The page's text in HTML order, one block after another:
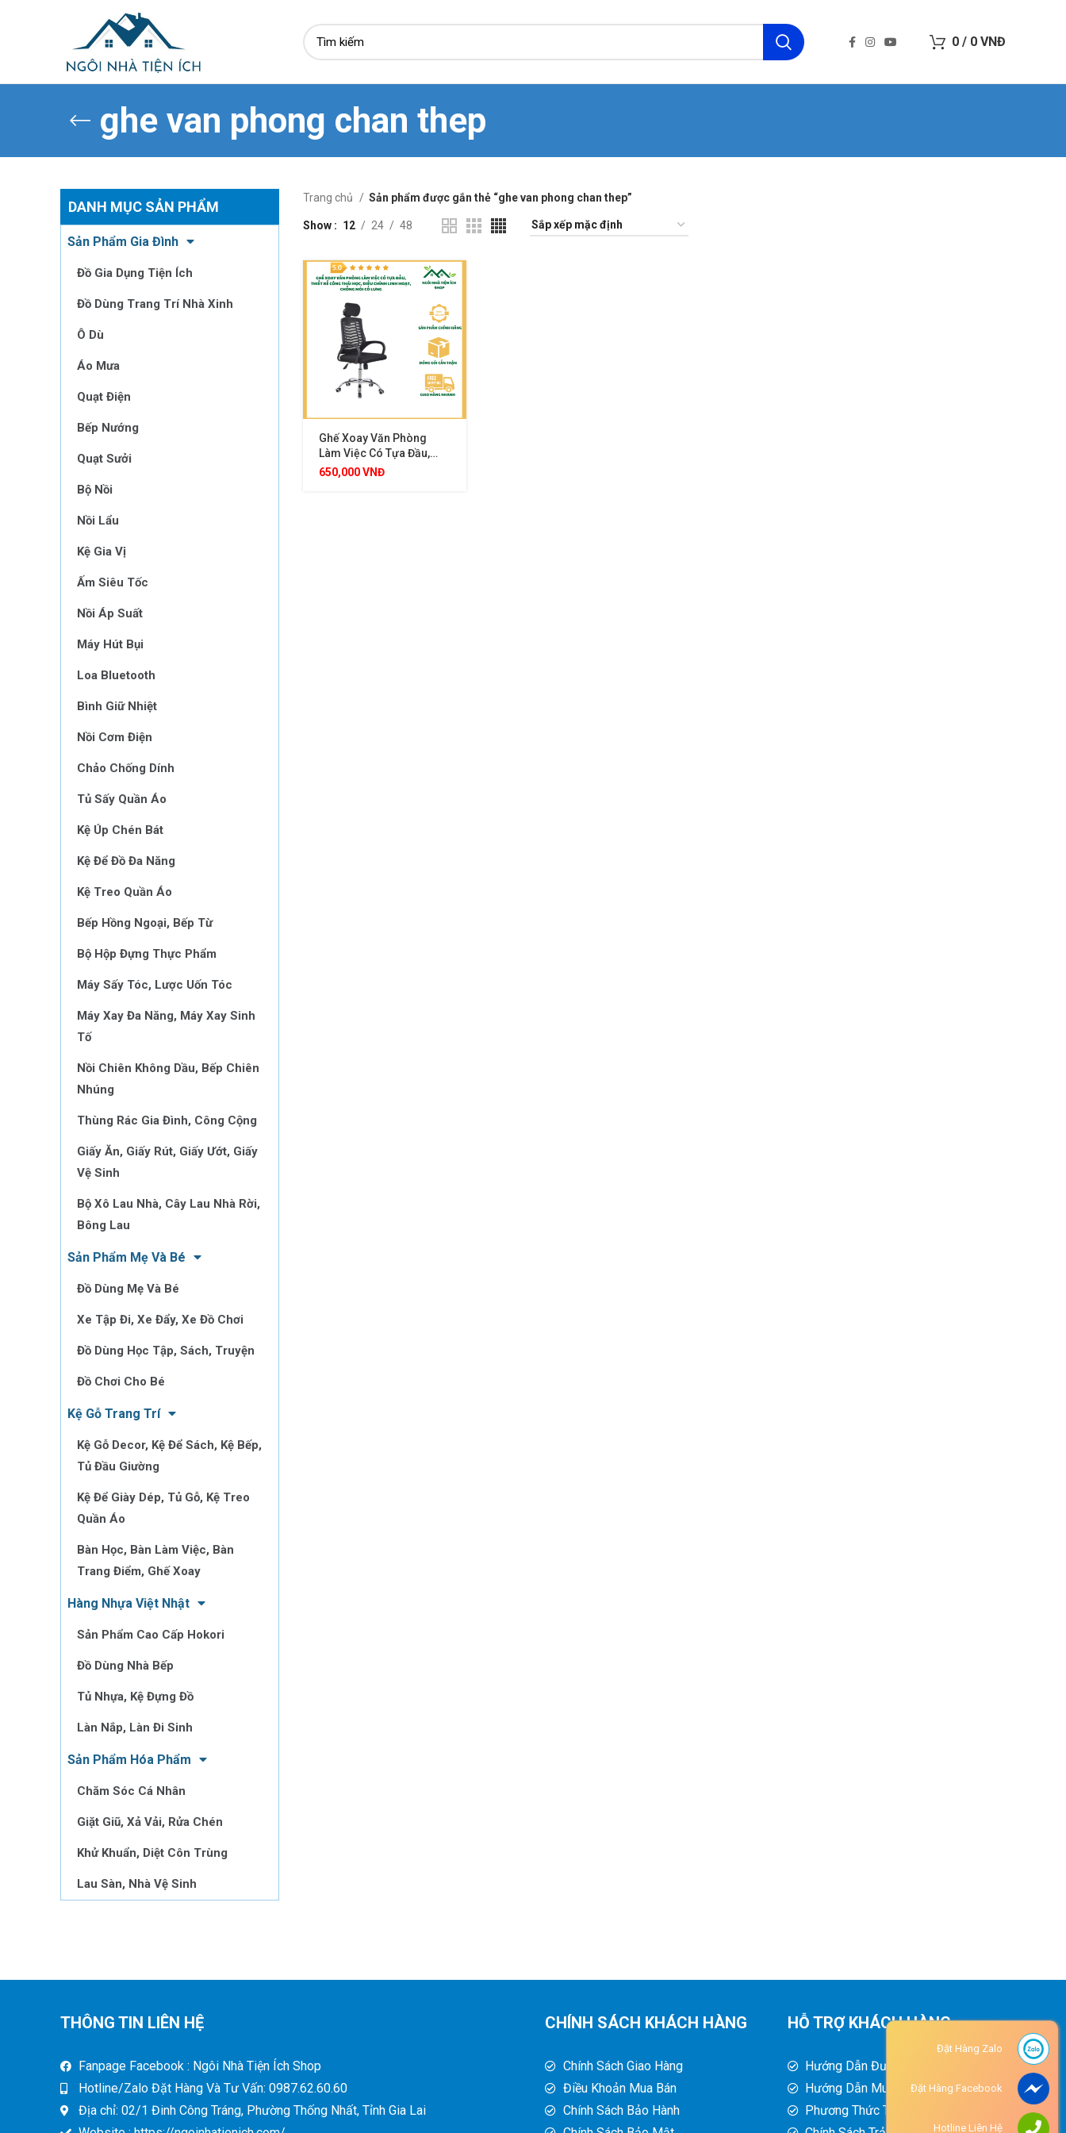
0 / 0 VNĐ
ghe van phong chan thep
DANH MỤC SẢN PHẨM
Sản Phẩm Gia Đình
Đồ Gia Dụng Tiện Ích
Đồ Dùng Trang Trí Nhà Xinh
Ô Dù
Áo Mưa
Quạt Điện
Bếp Nướng
Quạt Sưởi
Bộ Nồi
Nồi Lẩu
Kệ Gia Vị
Ấm Siêu Tốc
Nồi Áp Suất
Máy Hút Bụi
Loa Bluetooth
Bình Giữ Nhiệt
Nồi Cơm Điện
Chảo Chống Dính
Tủ Sấy Quần Áo
Kệ Úp Chén Bát
Kệ Để Đồ Đa Năng
Kệ Treo Quần Áo
Bếp Hồng Ngoại, Bếp Từ
Bộ Hộp Đựng Thực Phẩm
Máy Sấy Tóc, Lược Uốn Tóc
Máy Xay Đa Năng, Máy Xay Sinh
Tố
Nồi Chiên Không Dầu, Bếp Chiên
Nhúng
Thùng Rác Gia Đình, Công Cộng
Giấy Ăn, Giấy Rút, Giấy Ướt, Giấy
Vệ Sinh
Bộ Xô Lau Nhà, Cây Lau Nhà Rời,
Bông Lau
Sản Phẩm Mẹ Và Bé
Đồ Dùng Mẹ Và Bé
Xe Tập Đi, Xe Đẩy, Xe Đồ Chơi
Đồ Dùng Học Tập, Sách, Truyện
Đồ Chơi Cho Bé
Kệ Gỗ Trang Trí
Kệ Gỗ Decor, Kệ Để Sách, Kệ Bếp,
Tủ Đầu Giường
Kệ Để Giày Dép, Tủ Gỗ, Kệ Treo
Quần Áo
Bàn Học, Bàn Làm Việc, Bàn
Trang Điểm, Ghế Xoay
Hàng Nhựa Việt Nhật
Sản Phẩm Cao Cấp Hokori
Đồ Dùng Nhà Bếp
Tủ Nhựa, Kệ Đựng Đồ
Làn Nắp, Làn Đi Sinh
Sản Phẩm Hóa Phẩm
Chăm Sóc Cá Nhân
Giặt Giũ, Xả Vải, Rửa Chén
Khử Khuẩn, Diệt Côn Trùng
Lau Sàn, Nhà Vệ Sinh
Trang chủ Sản phẩm được gắn thẻ “ghe van phong chan thep”
Show 12 24 48
Ghế Xoay Văn Phòng
Làm Việc Có Tựa Đầu,
Thiết Kế Công Thái Học,
650,000VNĐ
THÔNG TIN LIÊN HỆ
Fanpage Facebook : Ngôi Nhà Tiện Ích Shop
Hotline/Zalo Đặt Hàng Và Tư Vấn: 0987.62.60.60
Địa chỉ: 02/1 Đinh Công Tráng, Phường Thống Nhất, Tỉnh Gia Lai
CHÍNH SÁCH KHÁCH HÀNG
Chính Sách Giao Hàng
Điều Khoản Mua Bán
Chính Sách Bảo Hành
HỖ TRỢ KHÁCH HÀNG
Hướng Dẫn Đường Đi
Hướng Dẫn Mua Hàng
Phương Thức Thanh Toán
Đặt Hàng Zalo
Đặt Hàng Facebook
Hotline Liên Hệ